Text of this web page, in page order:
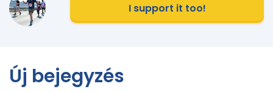
I support it too!
Új bejegyzés